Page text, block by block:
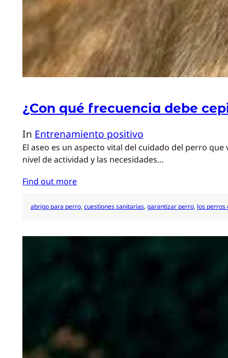
¿Con qué frecuencia debe
In Entrenamiento positivo
El aseo es un aspecto vital del cuidado del perro
nivel de actividad y las necesidades…
Find out more
abrigo para perro, cuestiones sanitarias, garantizar perro, los perros